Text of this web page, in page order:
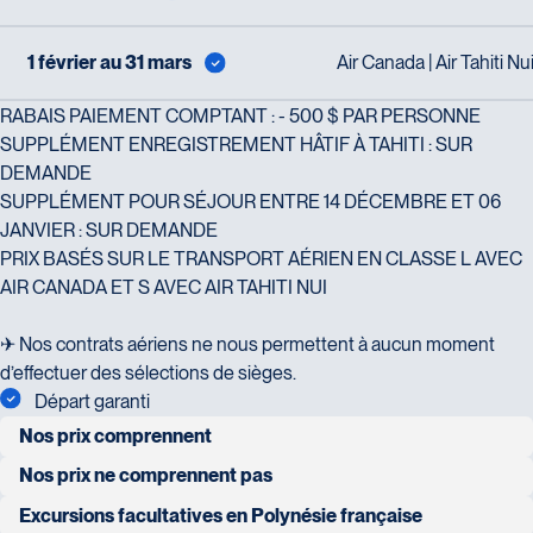
1 février au 31 mars Air Canada | Air Tahiti Nui
RABAIS PAIEMENT COMPTANT : - 500 $ PAR PERSONNE
SUPPLÉMENT ENREGISTREMENT HÂTIF À TAHITI : SUR
DEMANDE
SUPPLÉMENT POUR SÉJOUR ENTRE 14 DÉCEMBRE ET 06
JANVIER : SUR DEMANDE
PRIX BASÉS SUR LE TRANSPORT AÉRIEN EN CLASSE L AVEC
AIR CANADA ET S AVEC AIR TAHITI NUI
✈ Nos contrats aériens ne nous permettent à aucun moment
d’effectuer des sélections de sièges.
Départ garanti
Nos prix comprennent
vols internationaux entre Montréal et Papeete en classe
Nos prix ne comprennent pas
repas et boissons non mentionnés
Excursions facultatives en Polynésie française
Voyages Tourbec Lapointe
1000 Boulevard Monseigneur
Langlois - Local 150
Salaberry-de-Valleyfield
J6S 0J7
Tél :450-373-1475
Voyages Transat St-Bruno
117 Boulevard Les Promenades -
Promenades St-Bruno
Voyages Plein Soleil
4100 Boulevard de l'Auvergne -
Suite 108
Québec
G2C 1T8
0049
Voyages Thomassin St-Hilaire